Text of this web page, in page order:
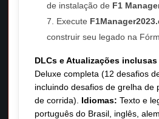
de instalação de F1
Execute
construir seu legado na
DLCs e Atualizações
Deluxe completa (12 desafios
incluindo desafios de grelha de
de corrida). Idiomas: Texto e
português do Brasil, inglês,